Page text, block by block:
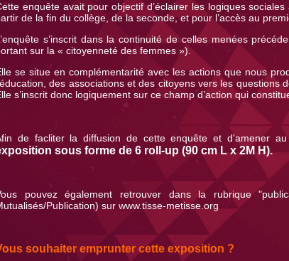
enquête avait pour objectif d’éclairer les logiques
de la fin du collège, de la seconde, et pour l’accès au
s’inscrit dans la continuité de celles menées
sur la « citoyenneté des femmes »).
se situe en complémentarité avec les actions que nous
des associations et des citoyens vers les questions
s’inscrit donc logiquement sur ce champ d’action qui
de facliter la diffusion de cette enquête et d'amener
sous forme de 6 roll-up (90 cm L x 2M H).
pouvez également retrouver dans la rubrique
Publication) sur www.tisse-metisse.org
souhaiter emprunter cette exposition ?